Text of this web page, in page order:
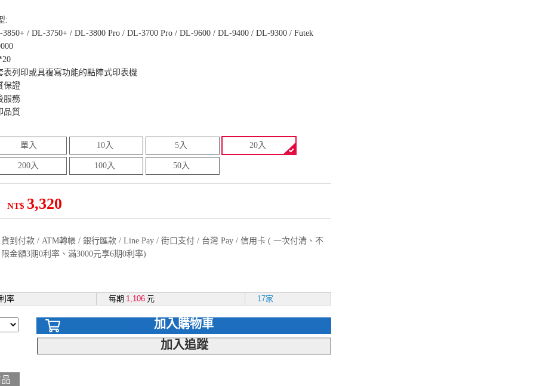
:
/ DL-3750+ / DL-3800 Pro / DL-3700 Pro / DL-9600 / DL-9400 / DL-9300 / Futek
列印或具複寫功能的點陣式印表機
保證
服務
品質
單入 10入 5入 20入
200入 100入 50入
NT$ 3,320
貨到付款 / ATM轉帳 / 銀行匯款 / Line Pay / 街口支付 / 台灣 Pay / 信用卡 ( 一次付清、不
限金額3期0利率、滿3000元享6期0利率)
率 每期 1,106 元 17家
加入購物車
加入追蹤